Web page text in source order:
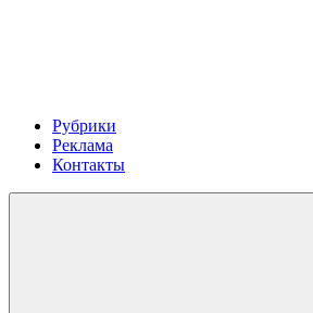
Рубрики
Реклама
Контакты